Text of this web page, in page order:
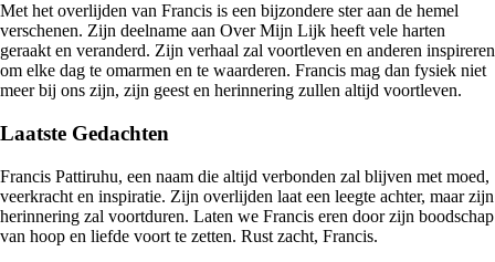
Met het overlijden van Francis is een bijzondere ster aan de hemel
verschenen. Zijn deelname aan Over Mijn Lijk heeft vele harten
geraakt en veranderd. Zijn verhaal zal voortleven en anderen inspireren
om elke dag te omarmen en te waarderen. Francis mag dan fysiek niet
meer bij ons zijn, zijn geest en herinnering zullen altijd voortleven.
Laatste Gedachten
Francis Pattiruhu, een naam die altijd verbonden zal blijven met moed,
veerkracht en inspiratie. Zijn overlijden laat een leegte achter, maar zijn
herinnering zal voortduren. Laten we Francis eren door zijn boodschap
van hoop en liefde voort te zetten. Rust zacht, Francis.